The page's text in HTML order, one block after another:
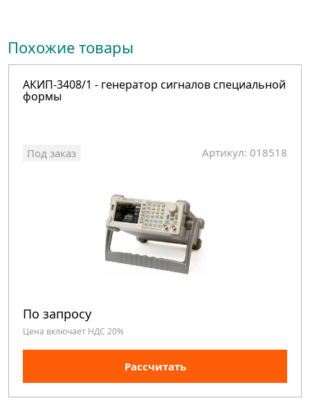
Похожие товары
АКИП-3408/1 - генератор сигналов специальной
формы
Под заказ Артикул: 018518
По запросу
Цена включает НДС 20%
Рассчитать